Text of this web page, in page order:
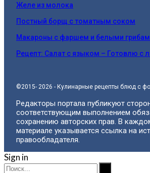
Желе из молока
Постный борщ с томатным соком
Макароны с фаршем и белыми
Рецепт: Салат с языком – Готовлю с
©2015- 2026 - Кулинарные рецепты блюд с
Редакторы портала публикуют
соответствующим выполнением
сохранению авторских прав. В
материале указывается ссылка на
правообладателя.
Sign in